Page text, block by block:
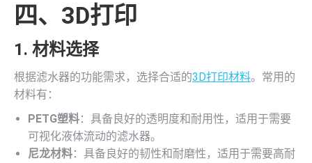
四、 3D打印
1. 材料选择
根据滤水器的功能需求，选择合适的3D打印材料。常用的
材料有：
PETG塑料：具备良好的透明度和耐用性，适用于需要
可视化液体流动的滤水器。
尼龙材料：具备良好的韧性和耐磨性，适用于需要高耐